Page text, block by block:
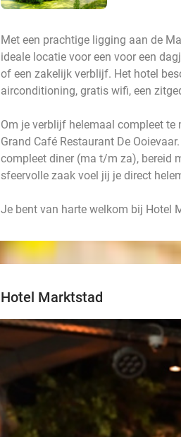
Met een prachtige ligging aan de
ideale locatie voor een voor een
of een zakelijk verblijf. Het hotel
airconditioning, gratis wifi, een
Om je verblijf helemaal compleet te
Grand Café Restaurant De
compleet diner (ma t/m za), bereid
sfeervolle zaak voel jij je direct
Je bent van harte welkom bij Hotel
Hotel Marktstad